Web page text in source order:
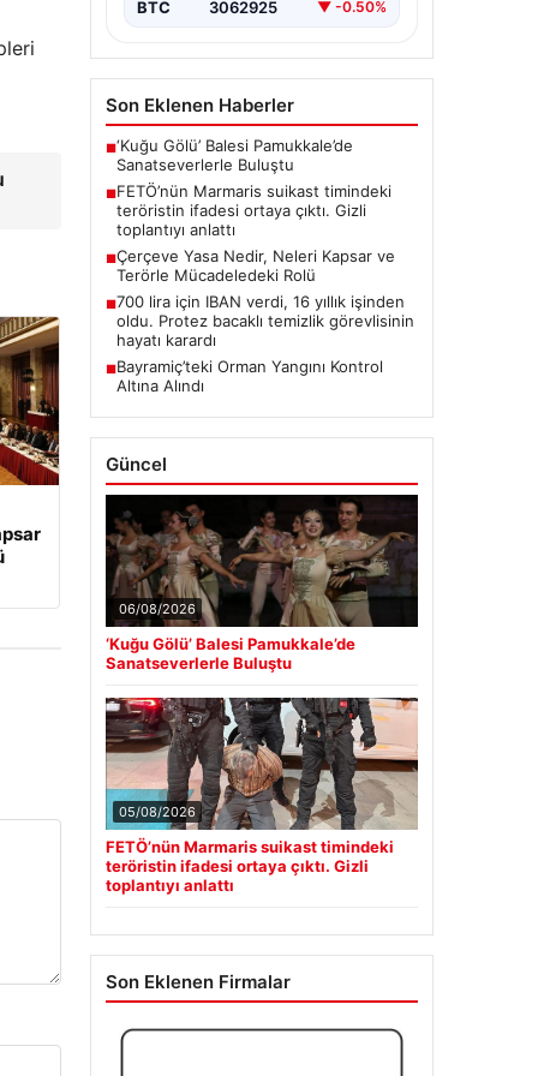
BTC 3062925 ▼ -0.50%
Son Eklenen Haberler
■‘Kuğu Gölü’ Balesi Pamukkale’de
Sanatseverlerle Buluştu
■FETÖ’nün Marmaris suikast timindeki
teröristin ifadesi ortaya çıktı. Gizli
toplantıyı anlattı
■Çerçeve Yasa Nedir, Neleri Kapsar ve
Terörle Mücadeledeki Rolü
■700 lira için IBAN verdi, 16 yıllık işinden
oldu. Protez bacaklı temizlik görevlisinin
hayatı karardı
■Bayramiç’teki Orman Yangını Kontrol
Altına Alındı
Güncel
06/08/2026
‘Kuğu Gölü’ Balesi Pamukkale’de
Sanatseverlerle Buluştu
05/08/2026
FETÖ’nün Marmaris suikast timindeki
teröristin ifadesi ortaya çıktı. Gizli
toplantıyı anlattı
Son Eklenen Firmalar